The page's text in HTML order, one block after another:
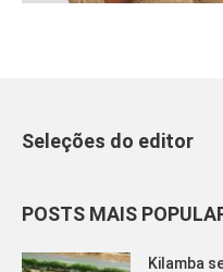
Seleções do editor
POSTS MAIS
Kilamba